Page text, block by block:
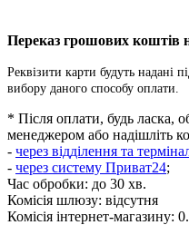
Переказ грошових коштів
Реквізити карти будуть надані
вибору даного способу оплати.
* Після оплати, будь ласка,
менеджером або надішліть
- через відділення та
- через систему Приват24;
Час обробки: до 30 хв.
Комісія шлюзу: відсутня
Комісія інтернет-магазину: